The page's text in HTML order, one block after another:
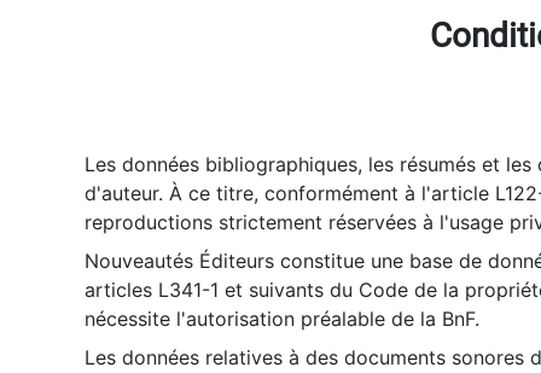
Les données bibliographiques, les résumés et
d'auteur. À ce titre, conformément à l'article
reproductions strictement réservées à l'usage
Nouveautés Éditeurs constitue une base de
articles L341-1 et suivants du Code de la
nécessite l'autorisation préalable de la BnF.
Les données relatives à des documents sonores